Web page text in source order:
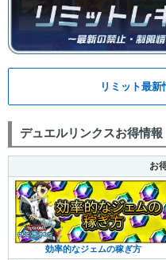
リミット最
デュエルリンクスお得情報
お
効率的なジェムの稼ぎ方